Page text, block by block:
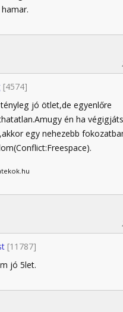
[4574]
jó ötlet,de egyenlőre
én ha
egy nehezebb
[11787]
jó 5let.